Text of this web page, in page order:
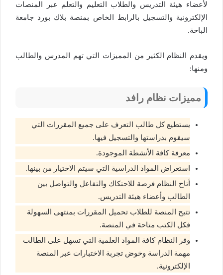
لأعضاء هيئة التدريس والطلاب التعليم والتعلم عبر المنصات
الإلكترونية والتسجيل بالرابط الخاص بمنصة بلاك بورد جامعة
الباحة.
ويقدم النظام الكثير من المميزات التي تهم المدرس والطالب
ومنها:
مميزات نظام رافد
يستطيع كل طالب التعرف على جميع المقررات التي
سيقوم بدراستها والتسجيل فيها.
معرفة كافة الأنشطة الموجودة.
استعراض المواد الدراسية التي سيتم الاختيار من بينها.
أتاح النظام فرصة للاحتكاك والتفاعل والتواصل بين
الطالب وأعضاء هيئة التدريس.
تتيح المنصة للطلاب تحميل المقررات بمنتهى السهولة
فكل الكتب متاحة في المنصة.
وفر النظام كافة المواد العلمية التي تسهل على الطالب
مهمة الدراسة وخوض تجربة الاختبارات عبر المنصة
الإلكترونية.